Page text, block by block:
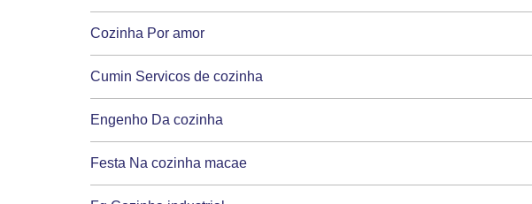
Cozinha Por amor
Cumin Servicos de cozinha
Engenho Da cozinha
Festa Na cozinha macae